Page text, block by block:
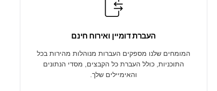
העברת דומיין ואירוח חינם
המומחים שלנו מספקים העברות מנוהלות מהירות בכל
התוכניות, כולל העברת כל הקבצים, מסדי הנתונים
והאימיילים שלך.